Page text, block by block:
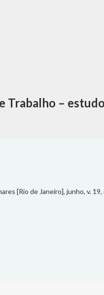
Trabalho –
[Rio de Janeiro], junho, v. 19,